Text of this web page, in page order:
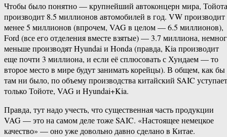
Чтобы было понятно — крупнейший автоконцерн мира,
производит 8.5 миллионов автомобилей в год. VW производит
менее 5 миллионов (впрочем, VAG в целом — 6.5 миллионов),
Ford (все его отделения вместе взятые) — 3.7 миллиона,
меньше производят Hyundai и Honda (правда, Kia производит
еще почти 3 миллиона, и если её сплюсовать с Хундаем — то
второе место в мире будут занимать корейцы). В общем, как бы
там ни было, по объему производства китайский SAIC уступает
только Тойоте, VAG и Hyundai+Kia.
Правда, тут надо учесть, что существенная часть продукции
VAG — это на самом деле тоже SAIC. «Настоящее немецкое
качество» — оно уже довольно давно сделано в Китае.